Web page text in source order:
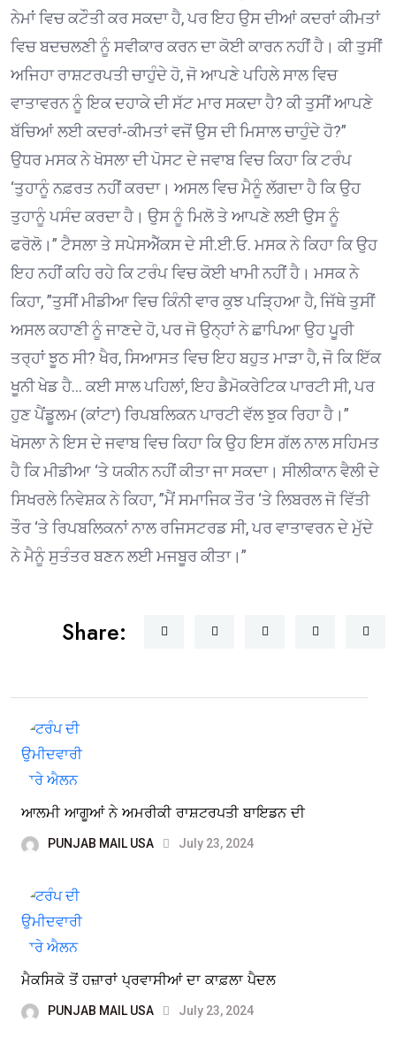
ਨੇਮਾਂ ਵਿਚ ਕਟੌਤੀ ਕਰ ਸਕਦਾ ਹੈ, ਪਰ ਇਹ ਉਸ ਦੀਆਂ ਕਦਰਾਂ ਕੀਮਤਾਂ
ਵਿਚ ਬਦਚਲਣੀ ਨੂੰ ਸਵੀਕਾਰ ਕਰਨ ਦਾ ਕੋਈ ਕਾਰਨ ਨਹੀਂ ਹੈ। ਕੀ ਤੁਸੀਂ
ਅਜਿਹਾ ਰਾਸ਼ਟਰਪਤੀ ਚਾਹੁੰਦੇ ਹੋ, ਜੋ ਆਪਣੇ ਪਹਿਲੇ ਸਾਲ ਵਿਚ
ਵਾਤਾਵਰਨ ਨੂੰ ਇਕ ਦਹਾਕੇ ਦੀ ਸੱਟ ਮਾਰ ਸਕਦਾ ਹੈ? ਕੀ ਤੁਸੀਂ ਆਪਣੇ
ਬੱਚਿਆਂ ਲਈ ਕਦਰਾਂ-ਕੀਮਤਾਂ ਵਜੋਂ ਉਸ ਦੀ ਮਿਸਾਲ ਚਾਹੁੰਦੇ ਹੋ?”
ਉਧਰ ਮਸਕ ਨੇ ਖੋਸਲਾ ਦੀ ਪੋਸਟ ਦੇ ਜਵਾਬ ਵਿਚ ਕਿਹਾ ਕਿ ਟਰੰਪ
‘ਤੁਹਾਨੂੰ ਨਫ਼ਰਤ ਨਹੀਂ ਕਰਦਾ। ਅਸਲ ਵਿਚ ਮੈਨੂੰ ਲੱਗਦਾ ਹੈ ਕਿ ਉਹ
ਤੁਹਾਨੂੰ ਪਸੰਦ ਕਰਦਾ ਹੈ। ਉਸ ਨੂੰ ਮਿਲੋ ਤੇ ਆਪਣੇ ਲਈ ਉਸ ਨੂੰ
ਫਰੋਲੋ।” ਟੈਸਲਾ ਤੇ ਸਪੇਸਐੱਕਸ ਦੇ ਸੀ.ਈ.ਓ. ਮਸਕ ਨੇ ਕਿਹਾ ਕਿ ਉਹ
ਇਹ ਨਹੀਂ ਕਹਿ ਰਹੇ ਕਿ ਟਰੰਪ ਵਿਚ ਕੋਈ ਖਾਮੀ ਨਹੀਂ ਹੈ। ਮਸਕ ਨੇ
ਕਿਹਾ, ”ਤੁਸੀਂ ਮੀਡੀਆ ਵਿਚ ਕਿੰਨੀ ਵਾਰ ਕੁਝ ਪੜ੍ਹਿਆ ਹੈ, ਜਿੱਥੇ ਤੁਸੀਂ
ਅਸਲ ਕਹਾਣੀ ਨੂੰ ਜਾਣਦੇ ਹੋ, ਪਰ ਜੋ ਉਨ੍ਹਾਂ ਨੇ ਛਾਪਿਆ ਉਹ ਪੂਰੀ
ਤਰ੍ਹਾਂ ਝੂਠ ਸੀ? ਖੈਰ, ਸਿਆਸਤ ਵਿਚ ਇਹ ਬਹੁਤ ਮਾੜਾ ਹੈ, ਜੋ ਕਿ ਇੱਕ
ਖੂਨੀ ਖੇਡ ਹੈ… ਕਈ ਸਾਲ ਪਹਿਲਾਂ, ਇਹ ਡੈਮੋਕਰੇਟਿਕ ਪਾਰਟੀ ਸੀ, ਪਰ
ਹੁਣ ਪੈਂਡੂਲਮ (ਕਾਂਟਾ) ਰਿਪਬਲਿਕਨ ਪਾਰਟੀ ਵੱਲ ਝੁਕ ਰਿਹਾ ਹੈ।”
ਖੋਸਲਾ ਨੇ ਇਸ ਦੇ ਜਵਾਬ ਵਿਚ ਕਿਹਾ ਕਿ ਉਹ ਇਸ ਗੱਲ ਨਾਲ ਸਹਿਮਤ
ਹੈ ਕਿ ਮੀਡੀਆ ‘ਤੇ ਯਕੀਨ ਨਹੀਂ ਕੀਤਾ ਜਾ ਸਕਦਾ। ਸੀਲੀਕਾਨ ਵੈਲੀ ਦੇ
ਸਿਖਰਲੇ ਨਿਵੇਸ਼ਕ ਨੇ ਕਿਹਾ, ”ਮੈਂ ਸਮਾਜਿਕ ਤੌਰ ‘ਤੇ ਲਿਬਰਲ ਜੋ ਵਿੱਤੀ
ਤੌਰ ‘ਤੇ ਰਿਪਬਲਿਕਨਾਂ ਨਾਲ ਰਜਿਸਟਰਡ ਸੀ, ਪਰ ਵਾਤਾਵਰਨ ਦੇ ਮੁੱਦੇ
ਨੇ ਮੈਨੂੰ ਸੁਤੰਤਰ ਬਣਨ ਲਈ ਮਜਬੂਰ ਕੀਤਾ।”
Share:
ਆਲਮੀ ਆਗੂਆਂ ਨੇ ਅਮਰੀਕੀ ਰਾਸ਼ਟਰਪਤੀ ਬਾਇਡਨ ਦੀ
PUNJAB MAIL USA July 23, 2024
ਮੈਕਸਿਕੋ ਤੋਂ ਹਜ਼ਾਰਾਂ ਪ੍ਰਵਾਸੀਆਂ ਦਾ ਕਾਫ਼ਲਾ ਪੈਦਲ
PUNJAB MAIL USA July 23, 2024